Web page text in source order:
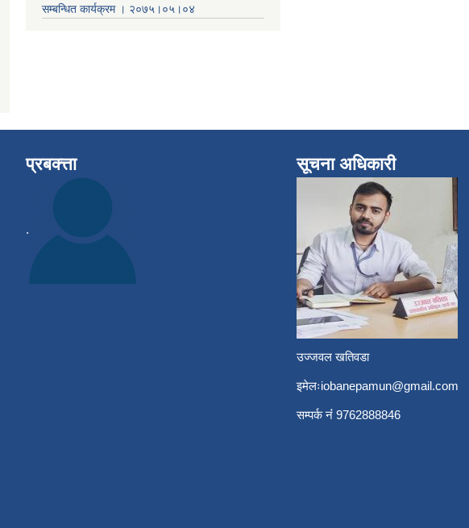
सम्बन्धित कार्यक्रम । २०७५।०५।०४
प्रबक्त्ता
.
सूचना अधिकारी
उज्जवल खतिवडा
इमेलःiobanepamun@gmail.com
सम्पर्क नंं 9762888846